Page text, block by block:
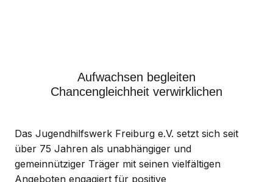
Aufwachsen begleiten
Chancengleichheit verwirklichen
Das Jugendhilfswerk Freiburg e.V. setzt sich seit
über 75 Jahren als unabhängiger und
gemeinnütziger Träger mit seinen vielfältigen
Angeboten engagiert für positive